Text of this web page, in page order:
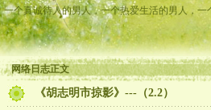
一个真诚待人的男人，一个热爱生活的男人，
网络日志正文
《胡志明市掠影》---（2.2）